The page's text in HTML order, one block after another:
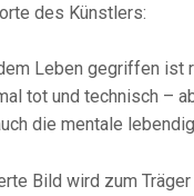
des Künstlers:
Leben gegriffen ist
tot und technisch –
die mentale
Bild wird zum